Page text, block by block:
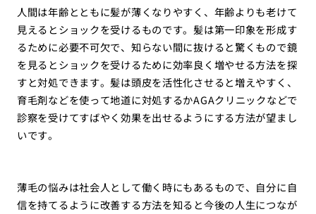
人間は年齢とともに髪が薄くなりやすく、年齢よりも老けて
見えるとショックを受けるものです。髪は第一印象を形成す
るために必要不可欠で、知らない間に抜けると驚くもので鏡
を見るとショックを受けるために効率良く増やせる方法を探
すと対処できます。髪は頭皮を活性化させると増えやすく、
育毛剤などを使って地道に対処するかAGAクリニックなどで
診察を受けてすばやく効果を出せるようにする方法が望まし
いです。
薄毛の悩みは社会人として働く時にもあるもので、自分に自
信を持てるように改善する方法を知ると今後の人生につなが